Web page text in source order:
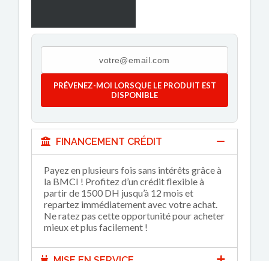
PRÉVENEZ-MOI LORSQUE LE PRODUIT EST
DISPONIBLE
FINANCEMENT CRÉDIT
Payez en plusieurs fois sans intérêts grâce à
la BMCI ! Profitez d’un crédit flexible à
partir de 1500 DH jusqu’à 12 mois et
repartez immédiatement avec votre achat.
Ne ratez pas cette opportunité pour acheter
mieux et plus facilement !